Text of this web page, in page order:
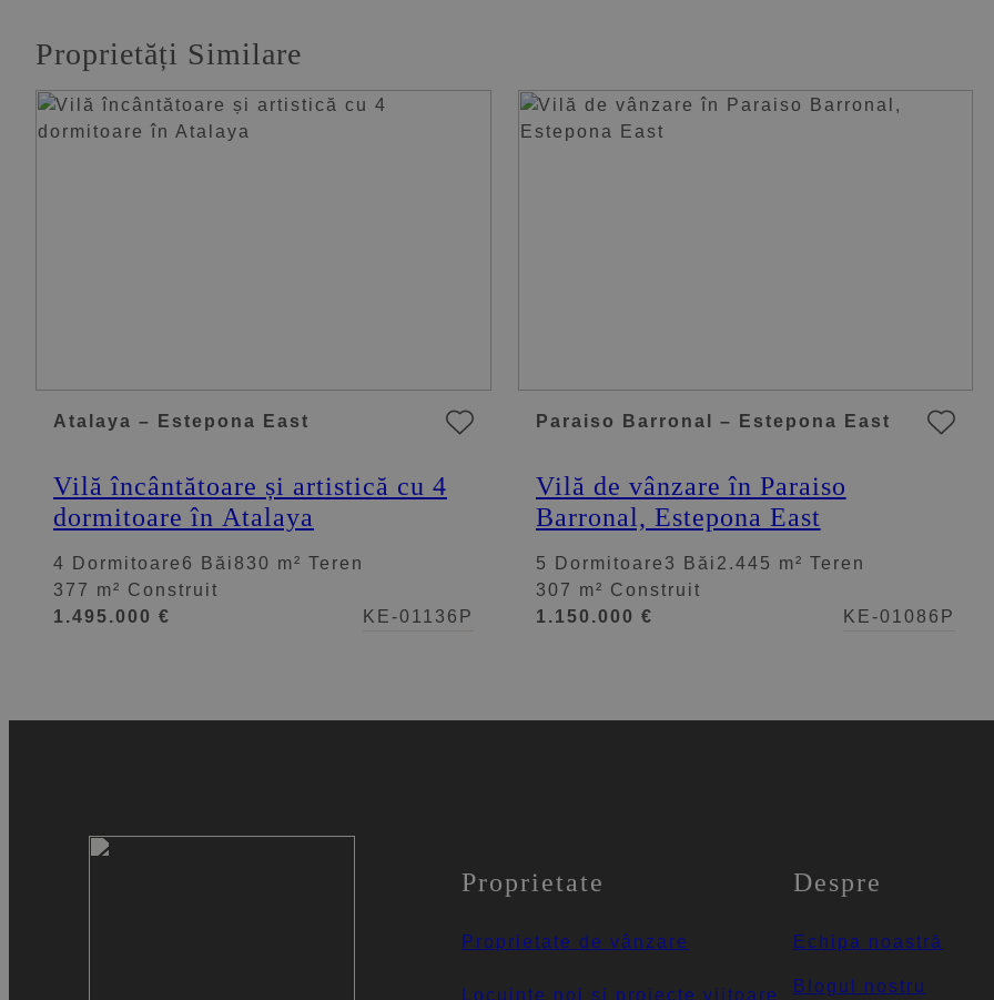
Proprietăți Similare
Atalaya – Estepona East
Vilă încântătoare și artistică cu 4
dormitoare în Atalaya
4 Dormitoare 6 Băi 830 m² Teren
377 m² Construit
1.495.000 €
KE-01136P
Paraiso Barronal – Estepona East
Vilă de vânzare în Paraiso
Barronal, Estepona East
5 Dormitoare 3 Băi 2.445 m² Teren
307 m² Construit
1.150.000 €
KE-01086P
Proprietate
Proprietate de vânzare
Locuințe noi și proiecte viitoare
Despre
Echipa noastră
Blogul nostru